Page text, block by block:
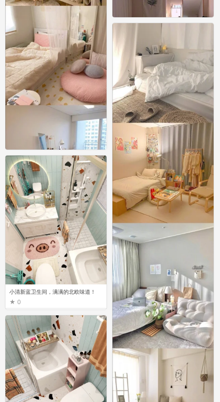
54款超温馨女生卧室布置参考
0
54款超温馨女生卧室布置参考
0
小清新蓝卫生间，满满的北欧味道！
0